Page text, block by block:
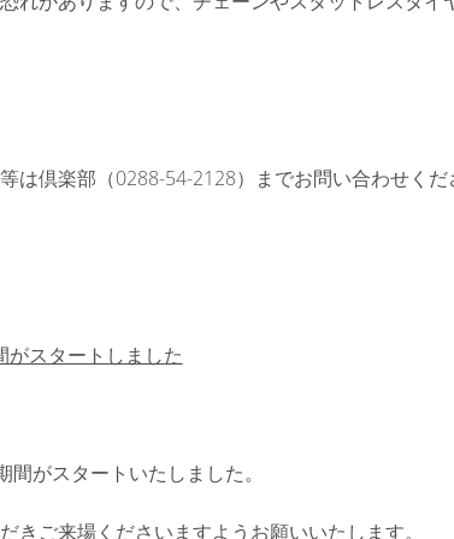
は倶楽部（0288-54-2128）までお問い合わせくだ
がスタートしました
がスタートいたしました。
きご来場くださいますようお願いいたします。